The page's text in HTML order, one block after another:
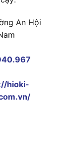
An Hội
hioki-